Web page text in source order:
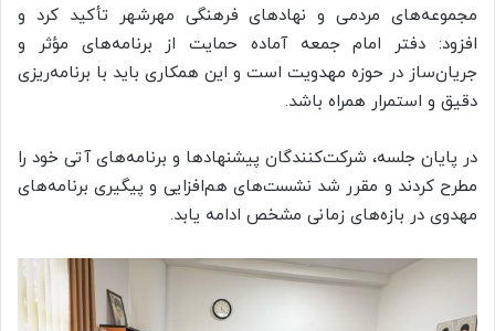
مجموعه‌های مردمی و نهادهای فرهنگی مهرشهر تأکید کرد و
افزود: دفتر امام جمعه آماده حمایت از برنامه‌های مؤثر و
جریان‌ساز در حوزه مهدویت است و این همکاری باید با برنامه‌ریزی
دقیق و استمرار همراه باشد.
در پایان جلسه، شرکت‌کنندگان پیشنهادها و برنامه‌های آتی خود را
مطرح کردند و مقرر شد نشست‌های هم‌افزایی و پیگیری برنامه‌های
مهدوی در بازه‌های زمانی مشخص ادامه یابد.